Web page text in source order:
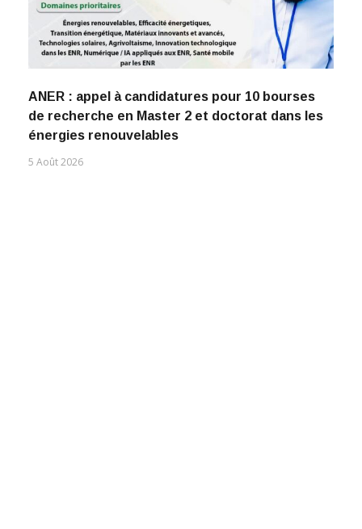
ANER : appel à candidatures pour 10 bourses
de recherche en Master 2 et doctorat dans les
énergies renouvelables
5 Août 2026